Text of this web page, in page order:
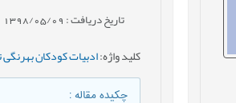
تاریخ دریافت : 1398/05/09
کلید واژه:ادبيات کودکان
چکیده مقاله: